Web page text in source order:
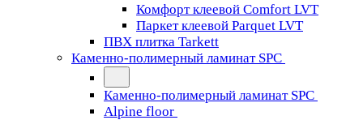
Комфорт клеевой Comfort LVT
Паркет клеевой Parquet LVT
ПВХ плитка Tarkett
Каменно-полимерный ламинат SPC
Каменно-полимерный ламинат SPC
Alpine floor